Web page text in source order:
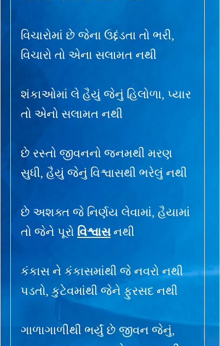
વિચારોમાં છે જેના ઉદ્દંડતા તો ભરી,
વિચારો તો એના સલામત નથી
શંકાઓમાં લે હૈયું જેનું હિલોળા, પ્યાર
તો એનો સલામત નથી
છે રસ્તો જીવનનો જનમથી મરણ
સુધી, હૈયું જેનું વિશ્વાસથી ભરેલું નથી
છે અશક્ત જે નિર્ણય લેવામાં, હૈયામાં
તો જેને પૂરો વિશ્વાસનથી
કંકાસ ને કંકાસમાંથી જે નવરો નથી
પડતો, કુટેવમાંથી જેને ફુરસદ નથી
ગાળાગાળીથી ભર્યું છે જીવન જેનું,